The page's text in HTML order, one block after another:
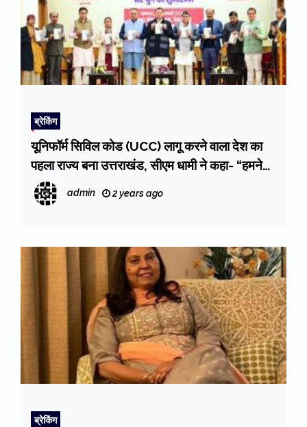
ब्रेकिंग
यूनिफॉर्म सिविल कोड (UCC) लागू करने वाला देश का
पहला राज्य बना उत्तराखंड, सीएम धामी ने कहा- “हमने
वादा पूरा किया, कांग्रेस ने किया विरोध”
admin 2 years ago
ब्रेकिंग